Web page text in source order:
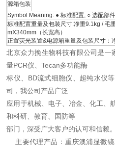
源箱包装
Symbol Meaning: ● 标准配置, ○ 选配部件
标准配置重量及包装尺寸:净重9.1kg / 毛
mX340mm（长宽高）
正置荧光装置&电源箱重量及包装尺寸：
北京众力挽生物科技有限公司是一
量PCR仪、Tecan多功能酶
标仪、BD流式细胞仪、超纯水仪
司，我公司产品广泛
应用于机械、电子、冶金、化工、
和科研、教育、国防等
部门，深受广大客户的认可和信赖。
主要代理产品：重庆澳浦显微